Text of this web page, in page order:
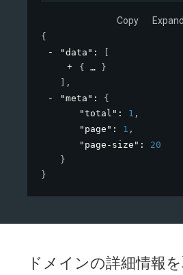
Copy Expand
{
"data" :
[
{
}
] ,
"meta" : {
"total" : 1 ,
"page" : 1 ,
"page-size" : 20
}
}
ドメインの詳細情報